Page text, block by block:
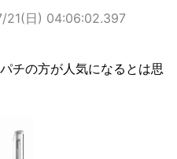
21(日) 04:06:02.397
チの方が人気になるとは思